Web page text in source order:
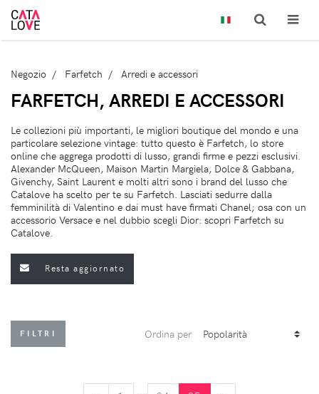
Negozio Farfetch Arredi e accessori
FARFETCH, ARREDI E ACCESSORI
Le collezioni più importanti, le migliori boutique del mondo e una
particolare selezione vintage: tutto questo è Farfetch, lo store
online che aggrega prodotti di lusso, grandi firme e pezzi esclusivi.
Alexander McQueen, Maison Martin Margiela, Dolce & Gabbana,
Givenchy, Saint Laurent e molti altri sono i brand del lusso che
Catalove ha scelto per te su Farfetch. Lasciati sedurre dalla
femminilità di Valentino e dai must have firmati Chanel; osa con un
accessorio Versace e nel dubbio scegli Dior: scopri Farfetch su
Catalove.
Resta aggiornato
FILTRI Ordina per